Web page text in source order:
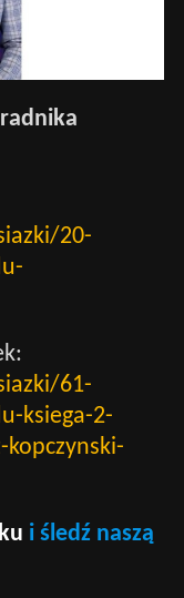
20-
61-
ksiega-2-
i śledź naszą